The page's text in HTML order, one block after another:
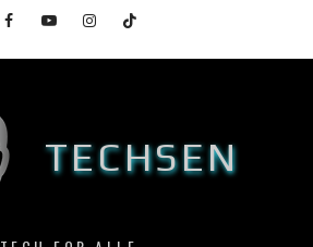
FacebookYouTubeInstagramTikTok
TECHSEN